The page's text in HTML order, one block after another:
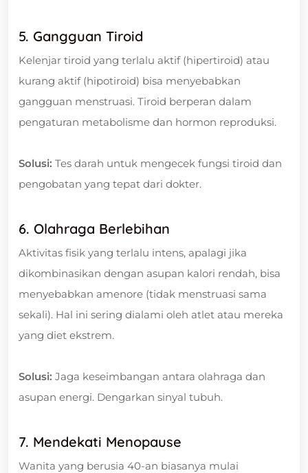
5. Gangguan Tiroid
Kelenjar tiroid yang terlalu aktif (hipertiroid) atau
kurang aktif (hipotiroid) bisa menyebabkan
gangguan menstruasi. Tiroid berperan dalam
pengaturan metabolisme dan hormon reproduksi.
Solusi: Tes darah untuk mengecek fungsi tiroid dan
pengobatan yang tepat dari dokter.
6. Olahraga Berlebihan
Aktivitas fisik yang terlalu intens, apalagi jika
dikombinasikan dengan asupan kalori rendah, bisa
menyebabkan amenore (tidak menstruasi sama
sekali). Hal ini sering dialami oleh atlet atau mereka
yang diet ekstrem.
Solusi: Jaga keseimbangan antara olahraga dan
asupan energi. Dengarkan sinyal tubuh.
7. Mendekati Menopause
Wanita yang berusia 40-an biasanya mulai